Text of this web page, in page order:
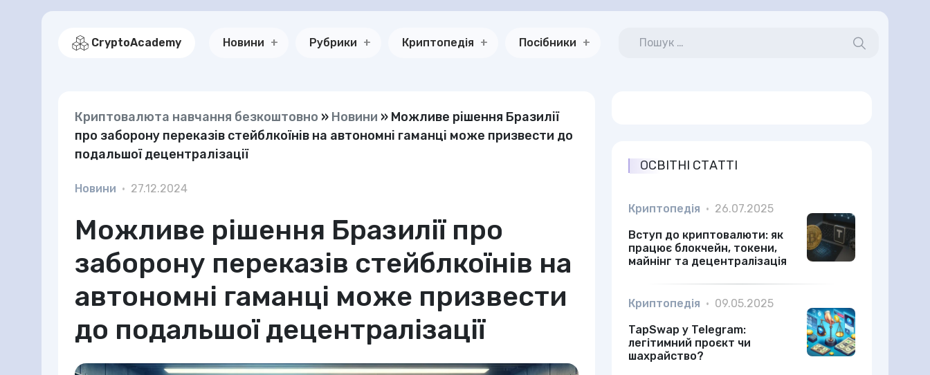
CryptoAcademy Новини Рубрики Криптопедія Посібники
Криптовалюта навчання безкоштовно » Новини » Можливе рішення Бразилії
про заборону переказів стейблкоїнів на автономні гаманці може призвести до
подальшої децентралізації
Новини • 27.12.2024
Можливе рішення Бразилії про
заборону переказів стейблкоїнів на
автономні гаманці може призвести
до подальшої децентралізації
ОСВІТНІ СТАТТІ
Криптопедія • 26.07.2025
Вступ до криптовалюти: як
працює блокчейн, токени,
майнінг та децентралізація
Криптопедія • 09.05.2025
TapSwap у Telegram:
легітимний проєкт чи
шахрайство?